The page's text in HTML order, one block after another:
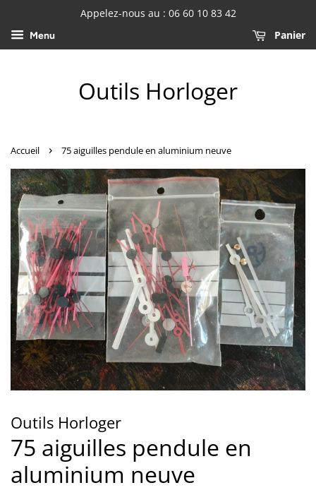
Appelez-nous au : 06 60 10 83 42
Menu Panier
Outils Horloger
Accueil › 75 aiguilles pendule en aluminium neuve
Outils Horloger
75 aiguilles pendule en
aluminium neuve